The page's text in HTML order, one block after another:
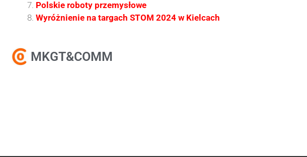
Polskie roboty przemysłowe
Wyróżnienie na targach STOM 2024 w Kielcach
MKGT&COMM